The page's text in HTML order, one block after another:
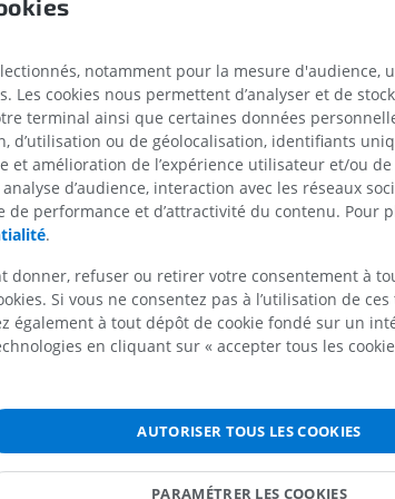
l'anse cervicale
hypoglosse sur le
du schéma complexe
hypoglosse, qui
branches destinées
la racine supérieure
La traduction est
Références
Morphological Features of
Hypoglossal
IRM de l'épaule
IRM
PREMIUM
IRM du poignet
IRM du coude
IRM
PREMIUM
IRM
PREMIUM
Radiographies du membre
notamment pour la mesure d'audience,
Les cookies nous permettent d’analyser et de
terminal ainsi que certaines données
d’utilisation ou de géolocalisation, identifiants
et amélioration de l’expérience utilisateur et/ou
d’audience, interaction avec les réseaux
de performance et d’attractivité du contenu. Pour
.
donner, refuser ou retirer votre consentement à
Si vous ne consentez pas à l’utilisation de
également à tout dépôt de cookie fondé sur un
en cliquant sur « accepter tous les
AUTORISER TOUS LES COOKIES
PARAMÉTRER LES COOKIES